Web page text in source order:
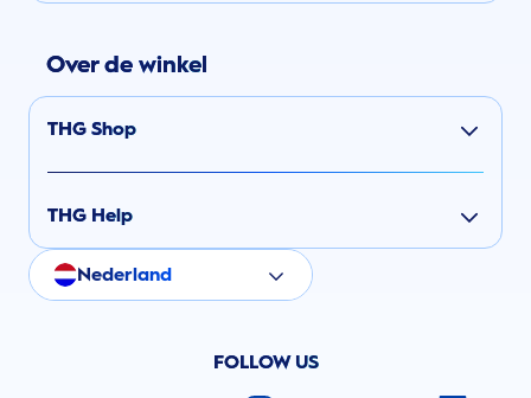
Over de winkel
THG Shop
THG Help
Nederland
FOLLOW US